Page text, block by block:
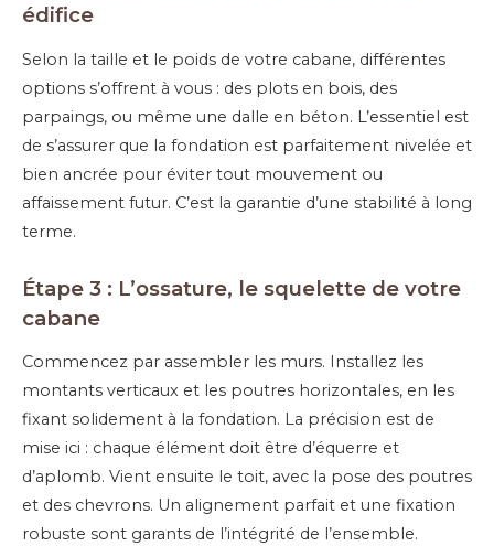
édifice
Selon la taille et le poids de votre cabane, différentes
options s’offrent à vous : des plots en bois, des
parpaings, ou même une dalle en béton. L’essentiel est
de s’assurer que la fondation est parfaitement nivelée et
bien ancrée pour éviter tout mouvement ou
affaissement futur. C’est la garantie d’une stabilité à long
terme.
Étape 3 : L’ossature, le squelette de votre
cabane
Commencez par assembler les murs. Installez les
montants verticaux et les poutres horizontales, en les
fixant solidement à la fondation. La précision est de
mise ici : chaque élément doit être d’équerre et
d’aplomb. Vient ensuite le toit, avec la pose des poutres
et des chevrons. Un alignement parfait et une fixation
robuste sont garants de l’intégrité de l’ensemble.